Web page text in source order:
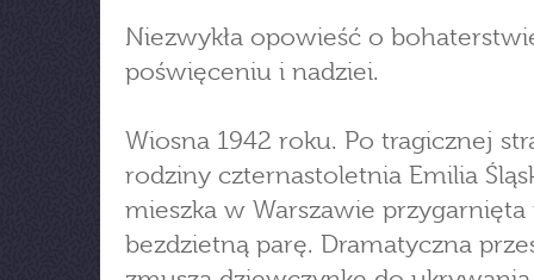
Niezwykła opowieść o
poświęceniu i nadziei.
Wiosna 1942 roku. Po tragicznej
rodziny czternastoletnia Emilia
mieszka w Warszawie przygarnięta
bezdzietną parę. Dramatyczna